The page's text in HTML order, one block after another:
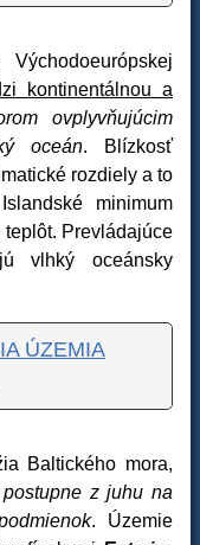
kontinentálnou a
ovplyvňujúcim
oceán. Blízkosť
rozdiely a to
minimum
Prevládajúce
vlhký oceánsky
ÚZEMIA
Baltického mora,
z juhu na
. Územie